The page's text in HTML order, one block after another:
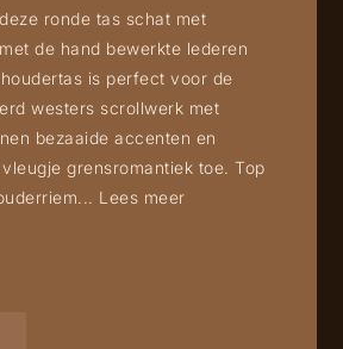
ronde tas schat met
de hand bewerkte lederen
is perfect voor de
westers scrollwerk met
bezaaide accenten en
grensromantiek toe. Top
Lees meer